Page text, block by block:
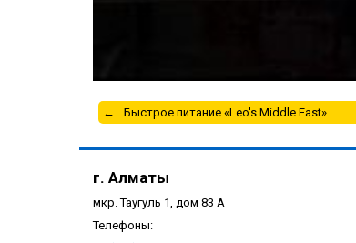
Быстрое питание «Leo's Middle East»
г. Алматы
мкр. Таугуль 1, дом 83 А
Телефоны: